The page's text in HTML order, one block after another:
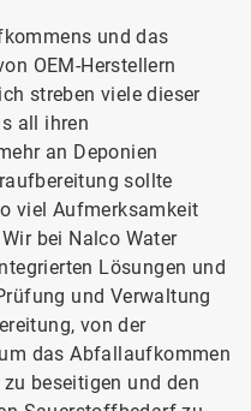
und das
OEM-Herstellern
streben viele dieser
all ihren
an Deponien
sollte
viel Aufmerksamkeit
bei Nalco Water
Lösungen und
und Verwaltung
von der
das Abfallaufkommen
beseitigen und den